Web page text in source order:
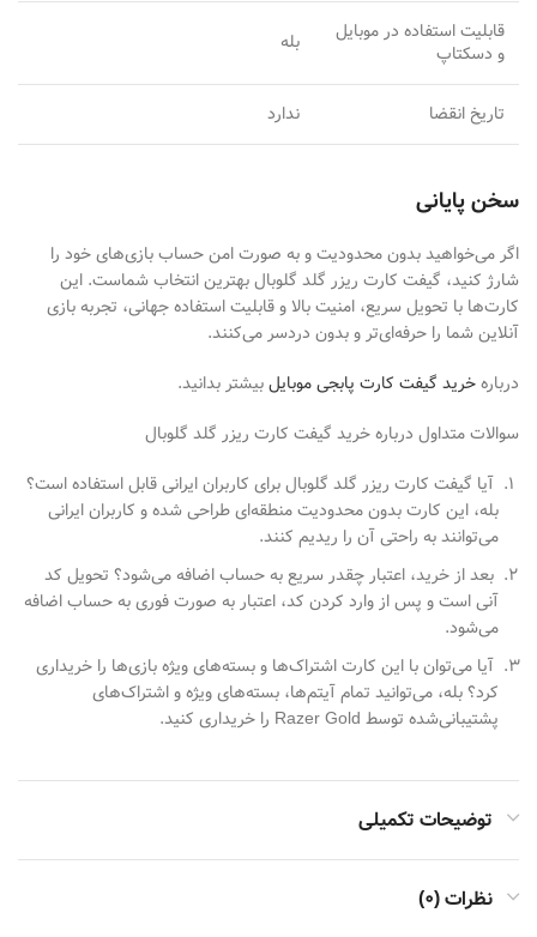
قابلیت استفاده در موبایل
و دسکتاپ
بله
تاریخ انقضا ندارد
سخن پایانی
اگر می‌خواهید بدون محدودیت و به صورت امن حساب بازی‌های خود را
شارژ کنید، گیفت کارت ریزر گلد گلوبال بهترین انتخاب شماست. این
کارت‌ها با تحویل سریع، امنیت بالا و قابلیت استفاده جهانی، تجربه بازی
آنلاین شما را حرفه‌ای‌تر و بدون دردسر می‌کنند.
دربارهخرید گیفت کارت پابجی موبایلبیشتر بدانید.
سوالات متداول درباره خرید گیفت کارت ریزر گلد گلوبال
آیا گیفت کارت ریزر گلد گلوبال برای کاربران ایرانی قابل استفاده است؟
بله، این کارت بدون محدودیت منطقه‌ای طراحی شده و کاربران ایرانی
می‌توانند به راحتی آن را ریدیم کنند.
بعد از خرید، اعتبار چقدر سریع به حساب اضافه می‌شود؟ تحویل کد
آنی است و پس از وارد کردن کد، اعتبار به صورت فوری به حساب اضافه
می‌شود.
آیا می‌توان با این کارت اشتراک‌ها و بسته‌های ویژه بازی‌ها را خریداری
کرد؟ بله، می‌توانید تمام آیتم‌ها، بسته‌های ویژه و اشتراک‌های
پشتیبانی‌شده توسط Razer Gold را خریداری کنید.
توضیحات تکمیلی
نظرات (0)